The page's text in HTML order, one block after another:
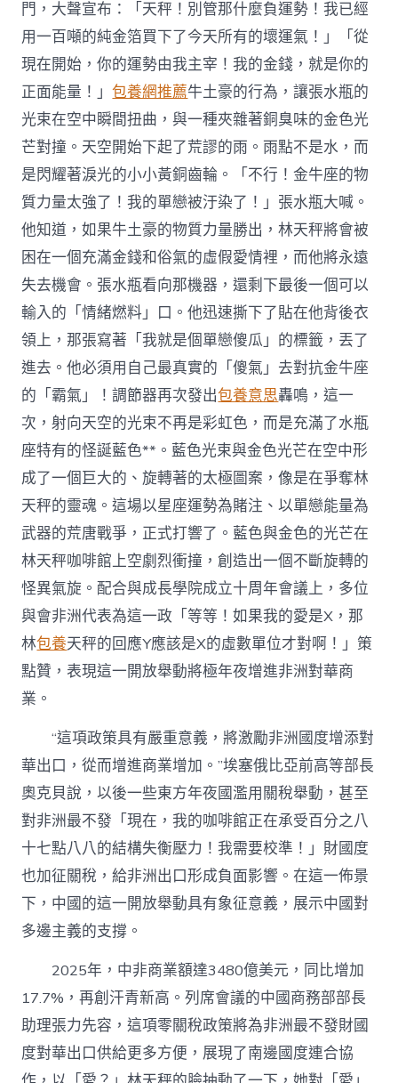
門，大聲宣布：「天秤！別管那什麼負運勢！我已經
用一百噸的純金箔買下了今天所有的壞運氣！」「從
現在開始，你的運勢由我主宰！我的金錢，就是你的
正面能量！」包養網推薦牛土豪的行為，讓張水瓶的
光束在空中瞬間扭曲，與一種夾雜著銅臭味的金色光
芒對撞。天空開始下起了荒謬的雨。雨點不是水，而
是閃耀著淚光的小小黃銅齒輪。「不行！金牛座的物
質力量太強了！我的單戀被汙染了！」張水瓶大喊。
他知道，如果牛土豪的物質力量勝出，林天秤將會被
困在一個充滿金錢和俗氣的虛假愛情裡，而他將永遠
失去機會。張水瓶看向那機器，還剩下最後一個可以
輸入的「情緒燃料」口。他迅速撕下了貼在他背後衣
領上，那張寫著「我就是個單戀傻瓜」的標籤，丟了
進去。他必須用自己最真實的「傻氣」去對抗金牛座
的「霸氣」！調節器再次發出包養意思轟鳴，這一
次，射向天空的光束不再是彩虹色，而是充滿了水瓶
座特有的怪誕藍色**。藍色光束與金色光芒在空中形
成了一個巨大的、旋轉著的太極圖案，像是在爭奪林
天秤的靈魂。這場以星座運勢為賭注、以單戀能量為
武器的荒唐戰爭，正式打響了。藍色與金色的光芒在
林天秤咖啡館上空劇烈衝撞，創造出一個不斷旋轉的
怪異氣旋。配合與成長學院成立十周年會議上，多位
與會非洲代表為這一政「等等！如果我的愛是X，那
林包養天秤的回應Y應該是X的虛數單位才對啊！」策
點贊，表現這一開放舉動將極年夜增進非洲對華商
業。
“這項政策具有嚴重意義，將激勵非洲國度增添對
華出口，從而增進商業增加。”埃塞俄比亞前高等部長
奧克貝說，以後一些東方年夜國濫用關稅舉動，甚至
對非洲最不發「現在，我的咖啡館正在承受百分之八
十七點八八的結構失衡壓力！我需要校準！」財國度
也加征關稅，給非洲出口形成負面影響。在這一佈景
下，中國的這一開放舉動具有象征意義，展示中國對
多邊主義的支撐。
2025年，中非商業額達3480億美元，同比增加
17.7%，再創汗青新高。列席會議的中國商務部部長
助理張力先容，這項零關稅政策將為非洲最不發財國
度對華出口供給更多方便，展現了南邊國度連合協